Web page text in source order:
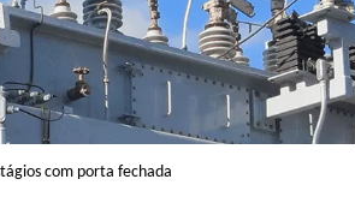
com porta fechada